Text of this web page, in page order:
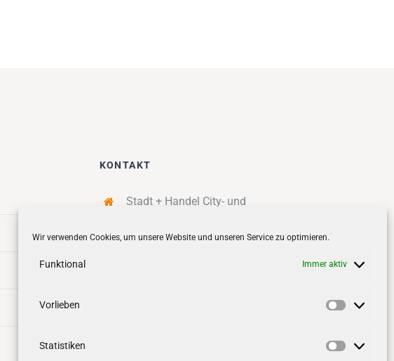
Wir verwenden Cookies, um unsere Website und unseren Service zu optimieren.
Funktional Immer aktiv
Vorlieben
Statistiken
KONTAKT
Stadt + Handel City- und
Quartiersmanagement